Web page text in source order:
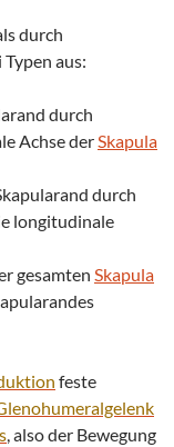
durch
aus:
durch
Achse derSkapula
durch
longitudinale
gesamten Skapula
feste
, also der Bewegung